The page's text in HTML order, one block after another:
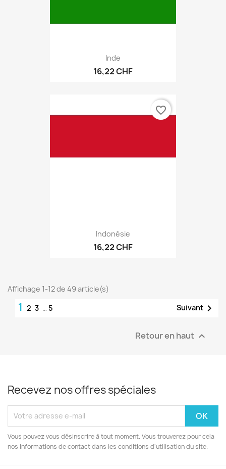
Inde
16,22 CHF
Indonésie
16,22 CHF
favorite_border
Affichage 1-12 de 49 article(s)
1 2 3 … 5 Suivant 
Retour en haut 
Recevez nos offres spéciales
Vous pouvez vous désinscrire à tout moment. Vous trouverez pour cela
nos informations de contact dans les conditions d'utilisation du site.